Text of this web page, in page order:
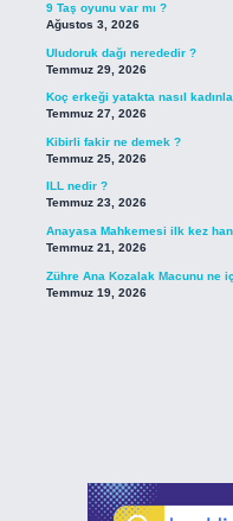
9 Taş oyunu var mı ?
Ağustos 3, 2026
Uludoruk dağı nerededir ?
Temmuz 29, 2026
Koç erkeği yatakta nasıl
Temmuz 27, 2026
Kibirli fakir ne demek ?
Temmuz 25, 2026
ILL nedir ?
Temmuz 23, 2026
Anayasa Mahkemesi ilk kez
Temmuz 21, 2026
Zühre Ana Kozalak Macunu ne
Temmuz 19, 2026